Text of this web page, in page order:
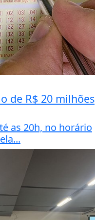
de R$ 20 milhões
as 20h, no horário